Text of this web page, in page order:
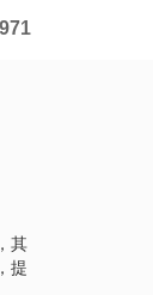
其
提